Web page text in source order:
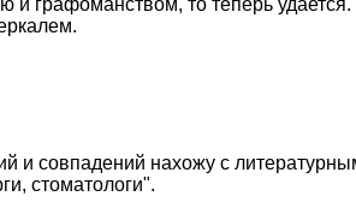
графоманством, то теперь
и совпадений нахожу с
стоматологи".